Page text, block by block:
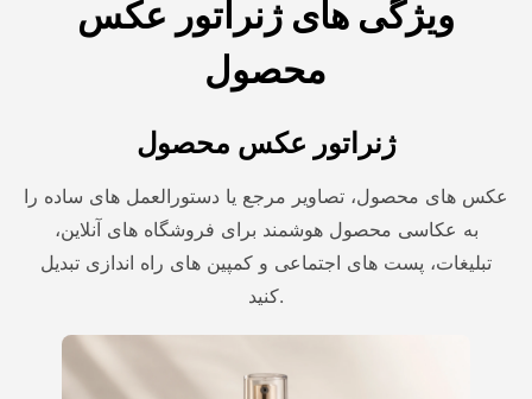
ویژگی های ژنراتور عکس
محصول
ژنراتور عکس محصول
عکس های محصول، تصاویر مرجع یا دستورالعمل های ساده را
به عکاسی محصول هوشمند برای فروشگاه های آنلاین،
تبلیغات، پست های اجتماعی و کمپین های راه اندازی تبدیل
کنید.